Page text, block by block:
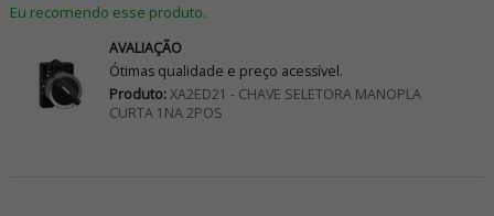
Eu recomendo esse produto.
AVALIAÇÃO
Ótimas qualidade e preço acessível.
Produto:XA2ED21 - CHAVE SELETORA MANOPLA
CURTA 1NA 2POS